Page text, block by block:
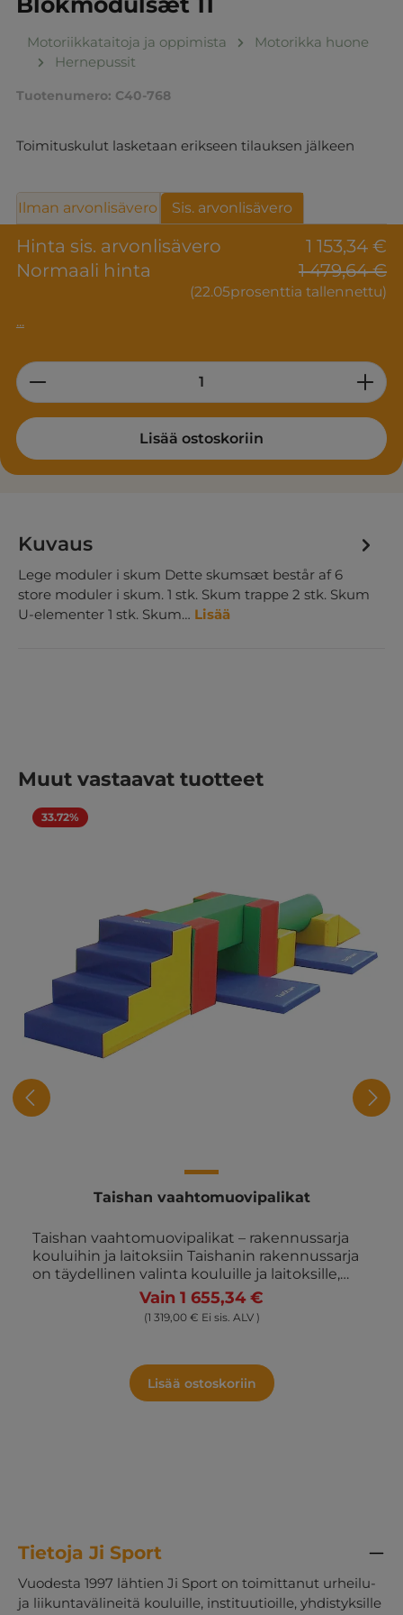
Motoriikkataitoja ja oppimista
Motorikka huone
Hernepussit
Tuotenumero: C40-768
Toimituskulut lasketaan erikseen tilauksen jälkeen
Hinta sis. arvonlisävero
1 153,34 €
Normaali hinta
1 479,64 €
(22.05prosenttia tallennettu)
...
Ilman arvonlisävero Sis. arvonlisävero
Product Quantity: Enter the desired
Lisää ostoskoriin
Kuvaus
Lege moduler i skum Dette skumsæt består af 6
store moduler i skum. 1 stk. Skum trappe 2 stk. Skum
U-elementer 1 stk. Skum… Lisää
Ohita tuotegalleria
Muut vastaavat tuotteet
33.72%
Taishan vaahtomuovipalikat
Taishan vaahtomuovipalikat – rakennussarja
kouluihin ja laitoksiin Taishanin rakennussarja
on täydellinen valinta kouluille ja laitoksille,
jotka haluavat tukea lasten motoristen
taitojen kehittymistä leikin ja luovan
toiminnan kautta. Tämä rakennussarja
jotka tarjoavat monia eri mahdollisuuksia
hauskanpitoon, oppimiseen ja fyysiseen
aktiivisuuteen.Laatu ja toiminnallisuus
kiila1 porras2 mattoaNämä vaahtopalikat
muodostavat yhdessä monipuolisen
rakennussarjan, jota voidaan käyttää erilaisten
mielikuvituksellisten rakennelmien ja
Vain 1 655,34 €
(1 319,00 € Ei sis. ALV )
Lisää ostoskoriin
Tietoja Ji Sport
Vuodesta 1997 lähtien Ji Sport on toimittanut urheilu-
ja liikuntavälineitä kouluille, instituutioille, yhdistyksille